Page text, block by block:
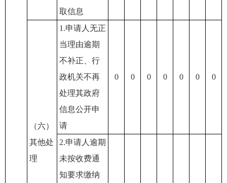
取信息
（六）
其他处
理
1.申请人无正
当理由逾期
不补正、行
政机关不再
处理其政府
信息公开申
请
0 0 0 0 0 0 0
2.申请人逾期
未按收费通
知要求缴纳